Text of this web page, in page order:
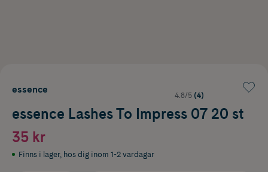
essence
4.8/5 (4)
essence Lashes To Impress 07 20 st
35 kr
Finns i lager, hos dig inom 1-2 vardagar